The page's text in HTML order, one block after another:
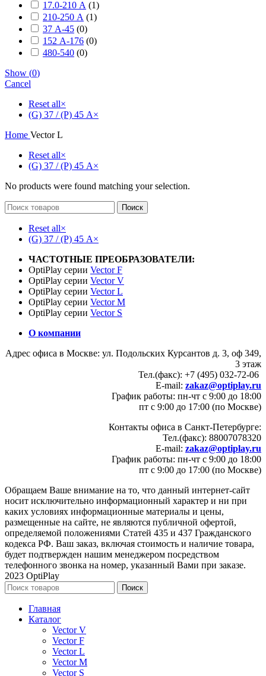
17.0-210 А (1)
210-250 А (1)
37 А-45 (0)
152 А-176 (0)
480-540 (0)
Show (0)
Cancel
Reset all×
(G) 37 / (P) 45 А×
Home Vector L
Reset all×
(G) 37 / (P) 45 А×
No products were found matching your selection.
Поиск
Reset all×
(G) 37 / (P) 45 А×
ЧАСТОТНЫЕ ПРЕОБРАЗОВАТЕЛИ:
OptiPlay серии Vector F
OptiPlay серии Vector V
OptiPlay серии Vector L
OptiPlay серии Vector M
OptiPlay серии Vector S
О компании
Адрес офиса в Москве: ул. Подольских Курсантов д. 3, оф 349,
3 этаж
Тел.(факс): +7 (495) 032-72-06
E-mail: zakaz@optiplay.ru
График работы: пн-чт с 9:00 до 18:00
пт с 9:00 до 17:00 (по Москве)
Контакты офиса в Санкт-Петербурге:
Тел.(факс): 88007078320
E-mail: zakaz@optiplay.ru
График работы: пн-чт с 9:00 до 18:00
пт с 9:00 до 17:00 (по Москве)
Обращаем Ваше внимание на то, что данный интернет-сайт
носит исключительно информационный характер и ни при
каких условиях информационные материалы и цены,
размещенные на сайте, не являются публичной офертой,
определяемой положениями Статей 435 и 437 Гражданского
кодекса РФ. Ваш заказ, включая стоимость и наличие товара,
будет подтвержден нашим менеджером посредством
телефонного звонка на номер, указанный Вами при заказе.
2023 OptiPlay
Поиск
Главная
Каталог
Vector V
Vector F
Vector L
Vector M
Vector S